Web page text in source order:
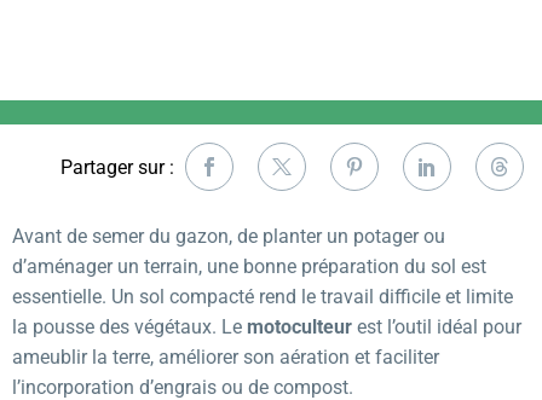
Partager sur :
Avant de semer du gazon, de planter un potager ou
d’aménager un terrain, une bonne préparation du sol est
essentielle. Un sol compacté rend le travail difficile et limite
la pousse des végétaux. Le motoculteur est l’outil idéal pour
ameublir la terre, améliorer son aération et faciliter
l’incorporation d’engrais ou de compost.